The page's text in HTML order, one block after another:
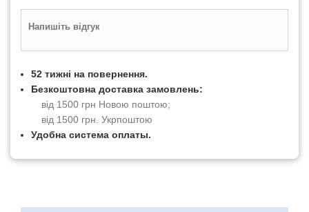
Напишіть відгук
52 тижні на повернення.
Безкоштовна доставка замовлень:
від 1500 грн Новою поштою;
від 1500 грн. Укрпоштою
Удобна система оплаты.